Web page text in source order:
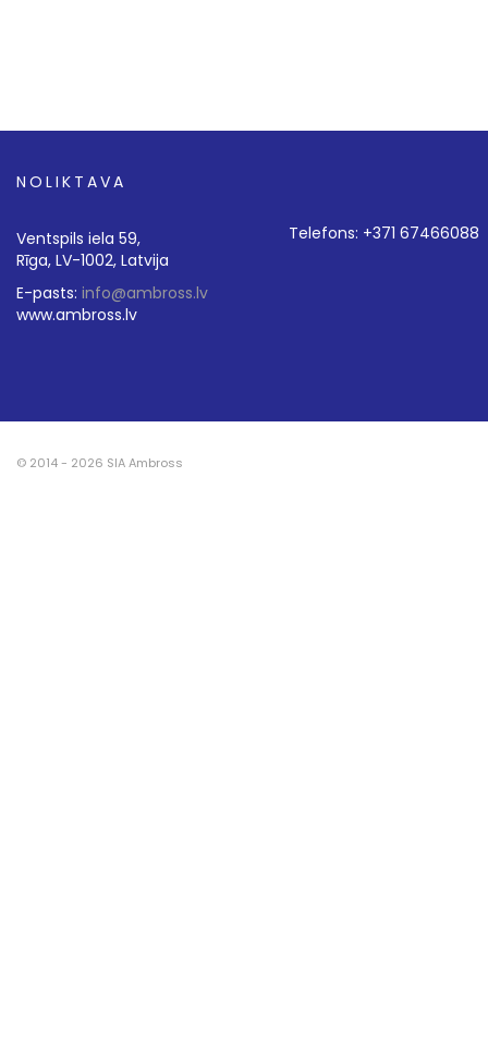
NOLIKTAVA
Ventspils iela 59,
Rīga, LV-1002, Latvija
E-pasts: info@ambross.lv
www.ambross.lv
Telefons: +371 67466088
© 2014 - 2026 SIA Ambross